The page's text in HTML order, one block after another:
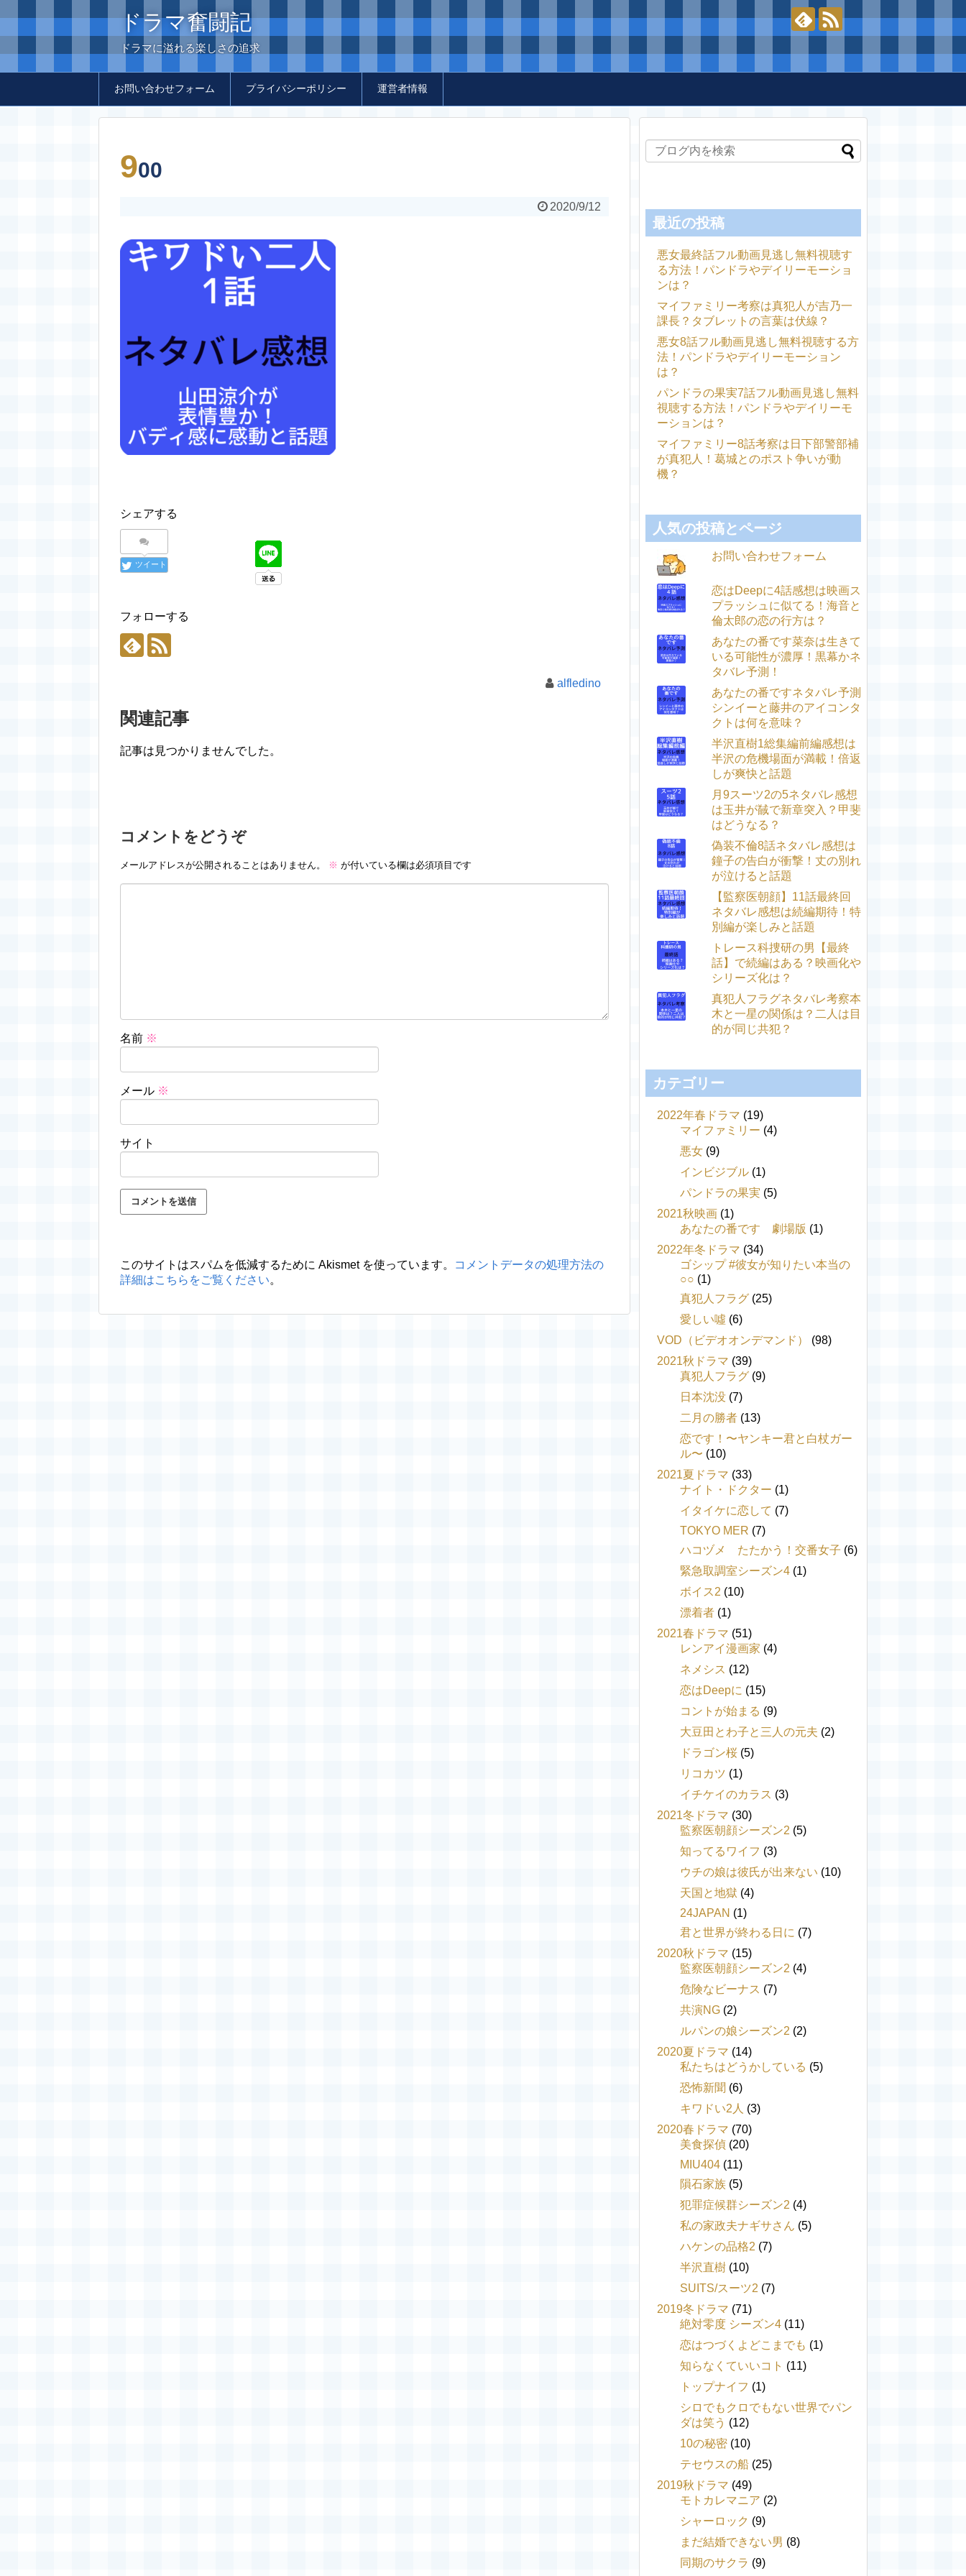
ドラマ奮闘記
ドラマに溢れる楽しさの追求
お問い合わせフォーム プライバシーポリシー 運営者情報
900
2020/9/12
シェアする
ツイート
フォローする
alfledino
関連記事
記事は見つかりませんでした。
コメントをどうぞ
メールアドレスが公開されることはありません。 ※ が付いている欄は必須項目です
名前 ※
メール ※
サイト
このサイトはスパムを低減するために Akismet を使っています。
コメントデータの処理方法の
詳細はこちらをご覧ください。
最近の投稿
悪女最終話フル動画見逃し無料視聴す
る方法！パンドラやデイリーモーショ
ンは？
マイファミリー考察は真犯人が吉乃一
課長？タブレットの言葉は伏線？
悪女8話フル動画見逃し無料視聴する方
法！パンドラやデイリーモーション
は？
パンドラの果実7話フル動画見逃し無料
視聴する方法！パンドラやデイリーモ
ーションは？
マイファミリー8話考察は日下部警部補
が真犯人！葛城とのポスト争いが動
機？
人気の投稿とページ
お問い合わせフォーム
恋はDeepに4話感想は映画ス
プラッシュに似てる！海音と
倫太郎の恋の行方は？
あなたの番です菜奈は生きて
いる可能性が濃厚！黒幕かネ
タバレ予測！
あなたの番ですネタバレ予測
シンイーと藤井のアイコンタ
クトは何を意味？
半沢直樹1総集編前編感想は
半沢の危機場面が満載！倍返
しが爽快と話題
月9スーツ2の5ネタバレ感想
は玉井が馘で新章突入？甲斐
はどうなる？
偽装不倫8話ネタバレ感想は
鐘子の告白が衝撃！丈の別れ
が泣けると話題
【監察医朝顔】11話最終回
ネタバレ感想は続編期待！特
別編が楽しみと話題
トレース科捜研の男【最終
話】で続編はある？映画化や
シリーズ化は？
真犯人フラグネタバレ考察本
木と一星の関係は？二人は目
的が同じ共犯？
カテゴリー
2022年春ドラマ (19)
マイファミリー (4)
悪女 (9)
インビジブル (1)
パンドラの果実 (5)
2021秋映画 (1)
あなたの番です 劇場版 (1)
2022年冬ドラマ (34)
ゴシップ #彼女が知りたい本当の
○○ (1)
真犯人フラグ (25)
愛しい噓 (6)
VOD（ビデオオンデマンド）
(98)
2021秋ドラマ (39)
真犯人フラグ (9)
日本沈没 (7)
二月の勝者 (13)
恋です！〜ヤンキー君と白杖ガー
ル〜 (10)
2021夏ドラマ (33)
ナイト・ドクター (1)
イタイケに恋して (7)
TOKYO MER (7)
ハコヅメ たたかう！交番女子 (6)
緊急取調室シーズン4 (1)
ボイス2 (10)
漂着者 (1)
2021春ドラマ (51)
レンアイ漫画家 (4)
ネメシス (12)
恋はDeepに (15)
コントが始まる (9)
大豆田とわ子と三人の元夫 (2)
ドラゴン桜 (5)
リコカツ (1)
イチケイのカラス (3)
2021冬ドラマ (30)
監察医朝顔シーズン2 (5)
知ってるワイフ (3)
ウチの娘は彼氏が出来ない (10)
天国と地獄 (4)
24JAPAN (1)
君と世界が終わる日に (7)
2020秋ドラマ (15)
監察医朝顔シーズン2 (4)
危険なビーナス (7)
共演NG (2)
ルパンの娘シーズン2 (2)
2020夏ドラマ (14)
私たちはどうかしている (5)
恐怖新聞 (6)
キワドい2人 (3)
2020春ドラマ (70)
美食探偵 (20)
MIU404 (11)
隕石家族 (5)
犯罪症候群シーズン2 (4)
私の家政夫ナギサさん (5)
ハケンの品格2 (7)
半沢直樹 (10)
SUITS/スーツ2 (7)
2019冬ドラマ (71)
絶対零度 シーズン4 (11)
恋はつづくよどこまでも (1)
知らなくていいコト (11)
トップナイフ (1)
シロでもクロでもない世界でパン
ダは笑う (12)
10の秘密 (10)
テセウスの船 (25)
2019秋ドラマ (49)
モトカレマニア (2)
シャーロック (9)
まだ結婚できない男 (8)
同期のサクラ (9)